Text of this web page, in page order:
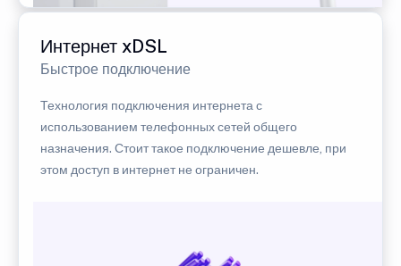
Интернет xDSL
Быстрое подключение
Технология подключения интернета с
использованием телефонных сетей общего
назначения. Стоит такое подключение дешевле, при
этом доступ в интернет не ограничен.